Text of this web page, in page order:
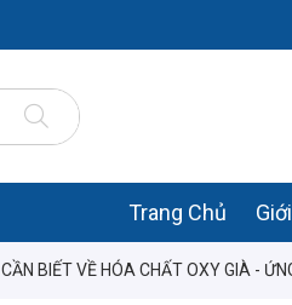
Trang Chủ
BIẾT VỀ HÓA CHẤT OXY GIÀ -